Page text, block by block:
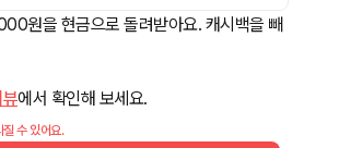
원을 현금으로 돌려받아요. 캐시백을 빼
에서 확인해 보세요.
질 수 있어요.